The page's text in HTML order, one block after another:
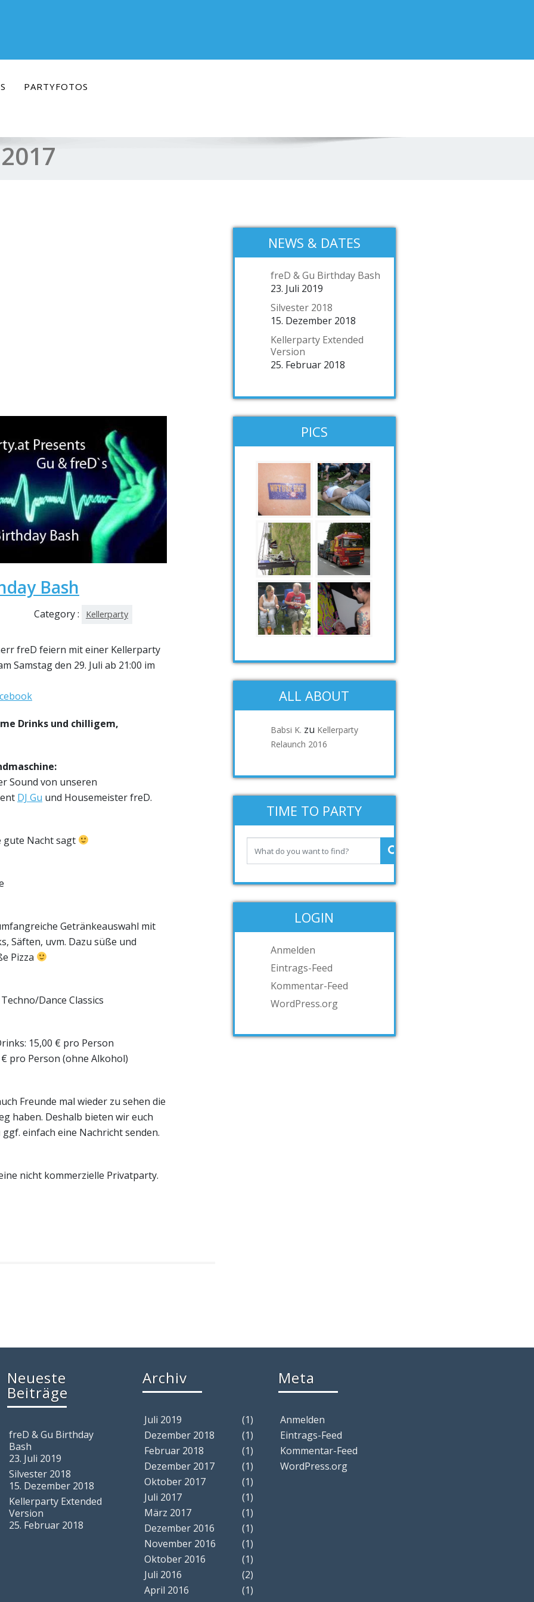
PARTYFOTOS
Bash
Category : Kellerparty
freD feiern mit einer Kellerparty
Samstag den 29. Juli ab 21:00 im
Drinks und chilligem,
Sound von unseren
DJ Gu und Housemeister freD.
gute Nacht sagt
Getränkeauswahl mit
Säften, uvm. Dazu süße und
Pizza
Dance Classics
rinks: 15,00 € pro Person
pro Person (ohne Alkohol)
Freunde mal wieder zu sehen die
haben. Deshalb bieten wir euch
einfach eine Nachricht senden.
nicht kommerzielle Privatparty.
NEWS & DATES
freD & Gu Birthday Bash
23. Juli 2019
Silvester 2018
15. Dezember 2018
Kellerparty Extended
Version
25. Februar 2018
PICS
ALL ABOUT
Babsi K. zu Kellerparty
Relaunch 2016
TIME TO PARTY
LOGIN
Anmelden
Eintrags-Feed
Kommentar-Feed
WordPress.org
Neueste
Beiträge
freD & Gu Birthday
Bash
23. Juli 2019
Silvester 2018
15. Dezember 2018
Kellerparty Extended
Version
25. Februar 2018
Archiv
Juli 2019
(1)
Dezember 2018
(1)
Februar 2018
(1)
Dezember 2017
(1)
Oktober 2017
(1)
Juli 2017
(1)
März 2017
(1)
Dezember 2016
(1)
November 2016
(1)
Oktober 2016
(1)
Juli 2016
(2)
April 2016
(1)
Meta
Anmelden
Eintrags-Feed
Kommentar-Feed
WordPress.org